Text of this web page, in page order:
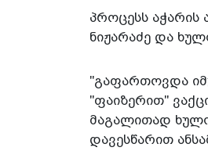
პროცესს
ნიჟარაძე და
"გაფართოვდა
"ფაიზერით"
მაგალითად
დავესწარით